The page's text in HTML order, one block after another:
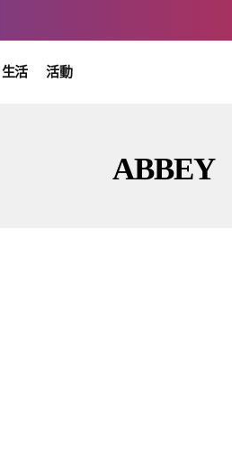
生活 活動
ABBEY